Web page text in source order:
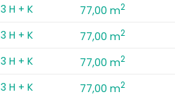
3 H + K 77,00 m2
3 H + K 77,00 m2
3 H + K 77,00 m2
3 H + K 77,00 m2